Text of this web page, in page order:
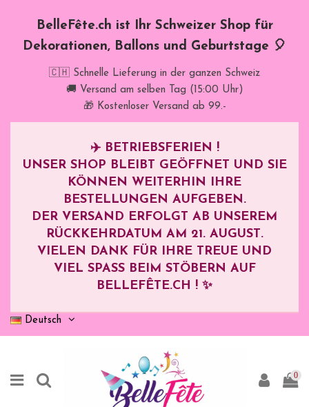
BelleFête.ch ist Ihr Schweizer Shop für
Dekorationen, Ballons und Geburtstage 🎈
🇨🇭 Schnelle Lieferung in der ganzen Schweiz
🚚 Versand am selben Tag (15:00 Uhr)
🎁 Kostenloser Versand ab 99.-
✈️ BETRIEBSFERIEN !
UNSER SHOP BLEIBT GEÖFFNET UND SIE
KÖNNEN WEITERHIN IHRE
BESTELLUNGEN AUFGEBEN.
DER VERSAND ERFOLGT AB UNSEREM
RÜCKKEHRDATUM AM 21. AUGUST.
VIELEN DANK FÜR IHRE TREUE UND
VIEL SPASS BEIM STÖBERN AUF B
ELLEFÊTE.CH ! ✨
Deutsch
0